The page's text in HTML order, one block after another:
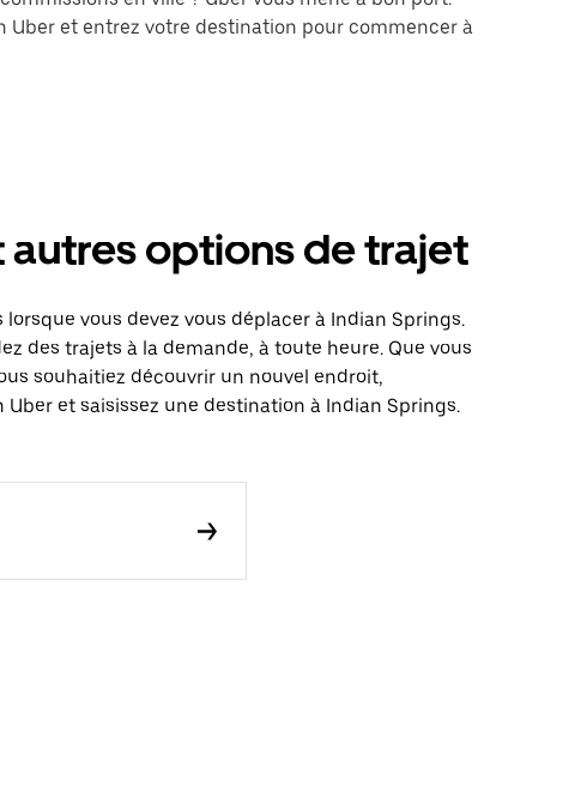
Uber et entrez votre destination pour commencer à
autres options de trajet
vous devez vous déplacer à Indian Springs.
des trajets à la demande, à toute heure. Que vous
souhaitiez découvrir un nouvel endroit,
et saisissez une destination à Indian Springs.